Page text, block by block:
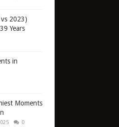
2023)
Years
in
Moments
0